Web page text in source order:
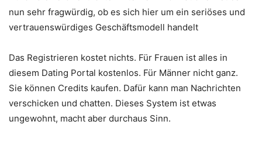
nun sehr fragwürdig, ob es sich hier um ein seriöses und
vertrauenswürdiges Geschäftsmodell handelt
Das Registrieren kostet nichts. Für Frauen ist alles in
diesem Dating Portal kostenlos. Für Männer nicht ganz.
Sie können Credits kaufen. Dafür kann man Nachrichten
verschicken und chatten. Dieses System ist etwas
ungewohnt, macht aber durchaus Sinn.